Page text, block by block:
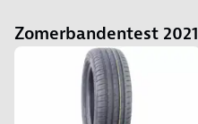
Zomerbandentest